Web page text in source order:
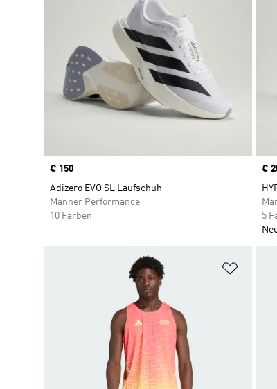
Price
€ 150
Adizero EVO SL Laufschuh
Männer Performance
10 Farben
€
5
Zur